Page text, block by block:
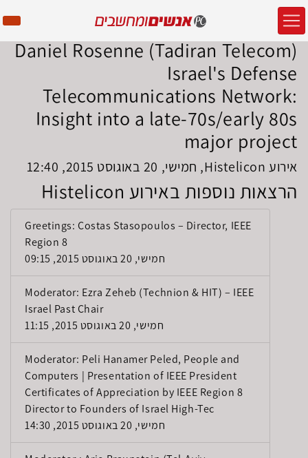
Daniel Rosenne (Tadiran Telecom)
Israel's Defense
Telecommunications Network:
Insight into a late-70s/early 80s
major project
אירוע Histelicon, חמישי, 20 באוגוסט 2015, 12:40
הרצאות נוספות באירוע Histelicon
Greetings: Costas Stasopoulos – Director, IEEE
Region 8
חמישי, 20 באוגוסט 2015, 09:15
Moderator: Ezra Zeheb (Technion & HIT) – IEEE
Israel Past Chair
חמישי, 20 באוגוסט 2015, 11:15
Moderator: Peli Hanamer Peled, People and
Computers | Presentation of IEEE President
Certificates of Appreciation by IEEE Region 8
Director to Founders of Israel High-Tec
חמישי, 20 באוגוסט 2015, 14:30